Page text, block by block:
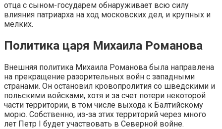
отца с сыном-государем обнаруживает всю силу
влияния патриарха на ход московских дел, и крупных и
мелких.
Политика царя Михаила Романова
Внешняя политика Михаила Романова была направлена
на прекращение разорительных войн с западными
странами. Он остановил кровопролития со шведскими и
польскими войсками, хотя и за счет потери некоторой
части территории, в том числе выхода к Балтийскому
морю. Собственно, из-за этих территорий через много
лет Петр I будет участвовать в Северной войне.